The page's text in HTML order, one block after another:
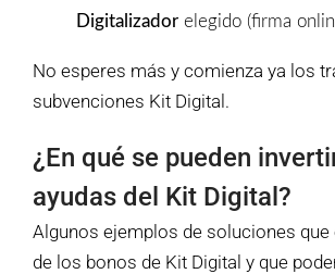
Digitalizador elegido (firma
No esperes más y comienza ya los
subvenciones Kit Digital.
¿En qué se pueden
ayudas del Kit Digital?
Algunos ejemplos de soluciones que
de los bonos de Kit Digital y que